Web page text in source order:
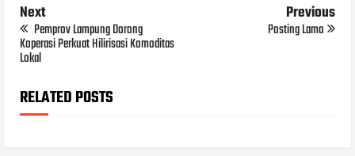
Next
Pemprov Lampung Dorong
Koperasi Perkuat Hilirisasi Komoditas
Lokal
Previous
Posting Lama
RELATED POSTS